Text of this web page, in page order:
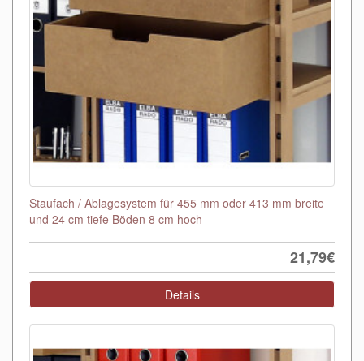
Staufach / Ablagesystem für 455 mm oder 413 mm breite
und 24 cm tiefe Böden 8 cm hoch
21,79€
Details